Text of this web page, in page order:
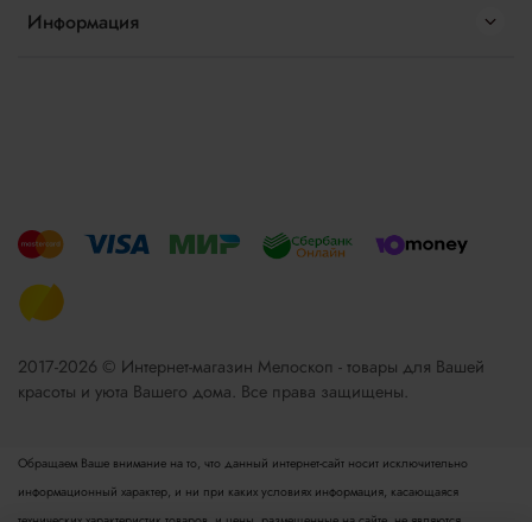
Информация
2017-2026 © Интернет-магазин Мелоскоп - товары для Вашей
красоты и уюта Вашего дома. Все права защищены.
Обращаем Ваше внимание на то, что данный интернет-сайт носит исключительно
информационный характер, и ни при каких условиях информация, касающаяся